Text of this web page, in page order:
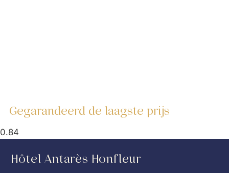
Gegarandeerd de laagste prijs
Hôtel Antarès Honfleur